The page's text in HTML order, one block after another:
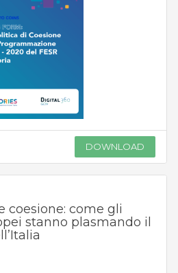
DOWNLOAD
coesione: come gli
stanno plasmando il